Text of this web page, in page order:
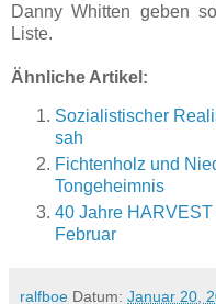
Danny Whitten geben
Liste.
Ähnliche Artikel:
Sozialistischer
sah
Fichtenholz und
Tongeheimnis
40 Jahre
Februar
ralfboe Datum: Januar 20,